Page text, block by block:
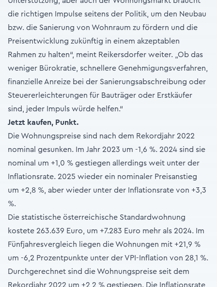
die richtigen Impulse seitens der Politik, um den Neubau
bzw. die Sanierung von Wohnraum zu fördern und die
Preisentwicklung zukünftig in einem akzeptablen
Rahmen zu halten“, meint Reikersdorfer weiter. „Ob das
weniger Bürokratie, schnellere Genehmigungsverfahren,
finanzielle Anreize bei der Sanierungsabschreibung oder
Steuererleichterungen für Bauträger oder Erstkäufer
sind, jeder Impuls würde helfen.“
Jetzt kaufen, Punkt.
Die Wohnungspreise sind nach dem Rekordjahr 2022
nominal gesunken. Im Jahr 2023 um -1,6 %. 2024 sind sie
nominal um +1,0 % gestiegen allerdings weit unter der
Inflationsrate. 2025 wieder ein nominaler Preisanstieg
um +2,8 %, aber wieder unter der Inflationsrate von +3,3
%.
Die statistische österreichische Standardwohnung
kostete 263.639 Euro, um +7.283 Euro mehr als 2024. Im
Fünfjahresvergleich liegen die Wohnungen mit +21,9 %
um -6,2 Prozentpunkte unter der VPI-Inflation von 28,1 %.
Durchgerechnet sind die Wohnungspreise seit dem
Rekordjahr 2022 um +2,2 % gestiegen. Die Inflationsrate